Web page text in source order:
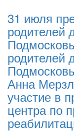
31 июля
родителей
родителей
Анна
участие в
центра по